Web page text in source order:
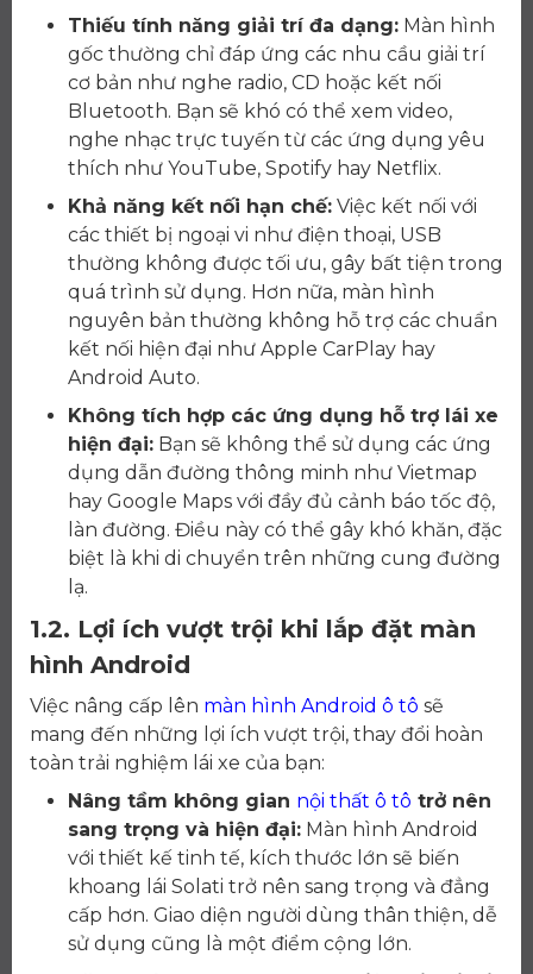
Thiếu tính năng giải trí đa dạng: Màn hình
gốc thường chỉ đáp ứng các nhu cầu giải trí
cơ bản như nghe radio, CD hoặc kết nối
Bluetooth. Bạn sẽ khó có thể xem video,
nghe nhạc trực tuyến từ các ứng dụng yêu
thích như YouTube, Spotify hay Netflix.
Khả năng kết nối hạn chế: Việc kết nối với
các thiết bị ngoại vi như điện thoại, USB
thường không được tối ưu, gây bất tiện trong
quá trình sử dụng. Hơn nữa, màn hình
nguyên bản thường không hỗ trợ các chuẩn
kết nối hiện đại như Apple CarPlay hay
Android Auto.
Không tích hợp các ứng dụng hỗ trợ lái xe
hiện đại: Bạn sẽ không thể sử dụng các ứng
dụng dẫn đường thông minh như Vietmap
hay Google Maps với đầy đủ cảnh báo tốc độ,
làn đường. Điều này có thể gây khó khăn, đặc
biệt là khi di chuyển trên những cung đường
lạ.
1.2. Lợi ích vượt trội khi lắp đặt màn
hình Android
Việc nâng cấp lên màn hình Android ô tô sẽ
mang đến những lợi ích vượt trội, thay đổi hoàn
toàn trải nghiệm lái xe của bạn:
Nâng tầm không gian nội thất ô tô trở nên
sang trọng và hiện đại: Màn hình Android
với thiết kế tinh tế, kích thước lớn sẽ biến
khoang lái Solati trở nên sang trọng và đẳng
cấp hơn. Giao diện người dùng thân thiện, dễ
sử dụng cũng là một điểm cộng lớn.